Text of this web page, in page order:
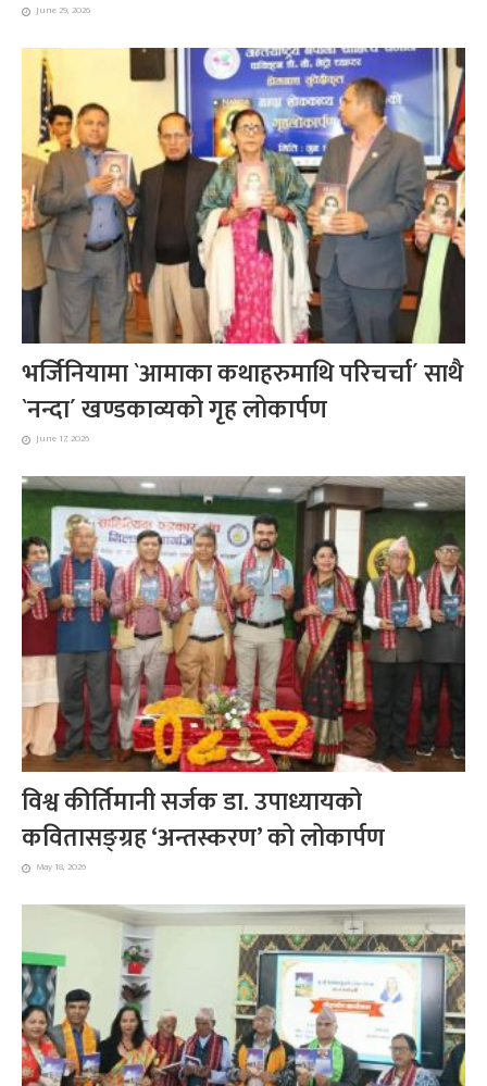
June 29, 2026
भर्जिनियामा `आमाका कथाहरुमाथि परिचर्चा´ साथै
`नन्दा´ खण्डकाव्यको गृह लोकार्पण
June 17, 2026
विश्व कीर्तिमानी सर्जक डा. उपाध्यायको
कवितासङ्ग्रह ‘अन्तस्करण’ को लोकार्पण
May 18, 2026